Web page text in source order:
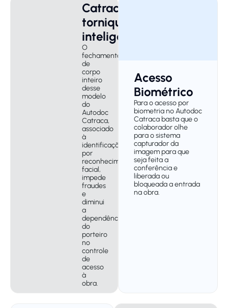
Catraca
torniquete
inteligente
O
fechamento
de
corpo
inteiro
desse
modelo
do
Autodoc
Catraca,
associado
à
identificação
por
reconhecimento
facial,
impede
fraudes
e
diminui
a
dependência
do
porteiro
no
controle
de
acesso
à
obra.
Acesso
Biométrico
Para o acesso por
biometria no Autodoc
Catraca basta que o
colaborador olhe
para o sistema
capturador da
imagem para que
seja feita a
conferência e
liberada ou
bloqueada a entrada
na obra.